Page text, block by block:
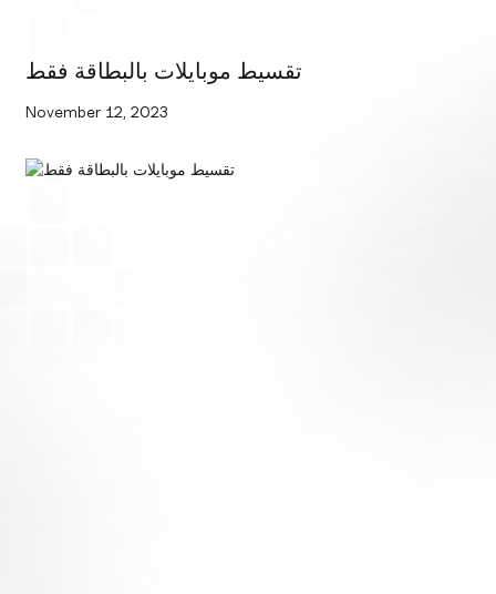
تقسيط موبايلات بالبطاقة فقط
November 12, 2023